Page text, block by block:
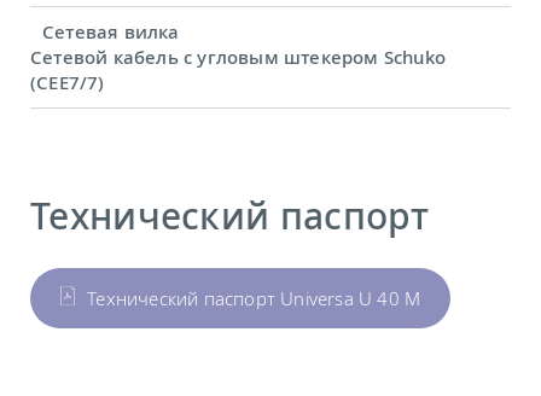
Сетевая вилка
Сетевой кабель с угловым штекером Schuko
(CEE7/7)
Технический паспорт
Технический паспорт Universa U 40 M